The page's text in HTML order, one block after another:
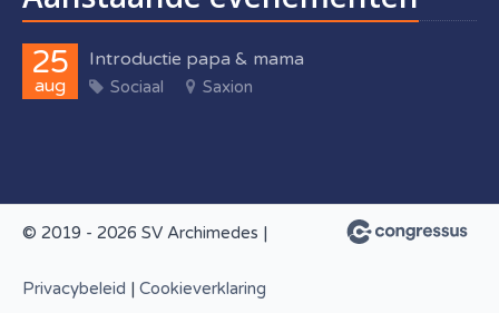
25
aug
Introductie papa & mama
Sociaal Saxion
© 2019 - 2026 SV Archimedes |
Privacybeleid | Cookieverklaring